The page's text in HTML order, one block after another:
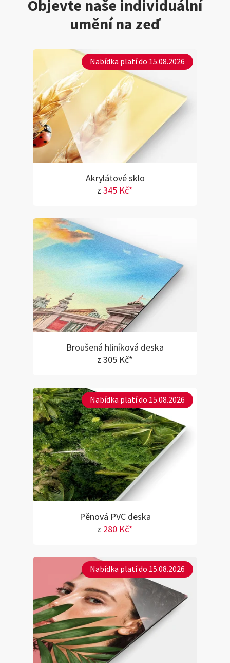
Objevte naše individuální
umění na zeď
Nabídka platí do 15.08.2026
Akrylátové sklo
z 345 Kč*
Broušená hliníková deska
z 305 Kč*
Nabídka platí do 15.08.2026
Pěnová PVC deska
z 280 Kč*
Nabídka platí do 15.08.2026